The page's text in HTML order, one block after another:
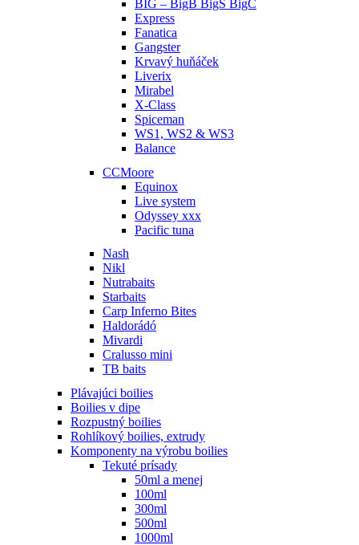
BIG – BigB BigS BigC
Express
Fanatica
Gangster
Krvavý huňáček
Liverix
Mirabel
X-Class
Spiceman
WS1, WS2 & WS3
Balance
CCMoore
Equinox
Live system
Odyssey xxx
Pacific tuna
Nash
Nikl
Nutrabaits
Starbaits
Carp Inferno Bites
Haldorádó
Mivardi
Cralusso mini
TB baits
Plávajúci boilies
Boilies v dipe
Rozpustný boilies
Rohlíkový boilies, extrudy
Komponenty na výrobu boilies
Tekuté prísady
50ml a menej
100ml
300ml
500ml
1000ml